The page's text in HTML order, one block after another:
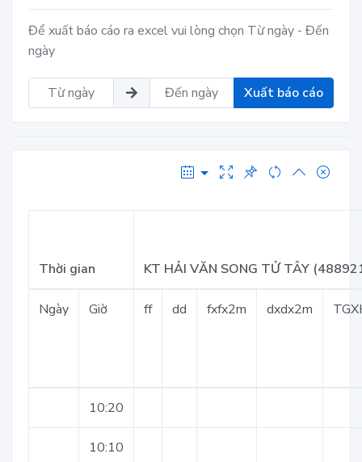
Để xuất báo cáo ra excel vui lòng chọn Từ ngày - Đến
ngày
Xuất báo cáo
Thời gian KT HẢI VĂN SONG TỬ TÂY
Ngày Giờ ff dd fxfx2m dxdx2m
10:20
10:10